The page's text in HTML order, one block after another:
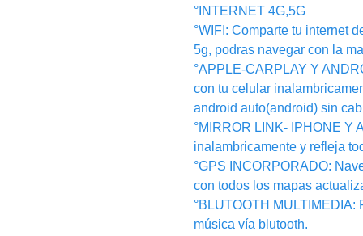
°INTERNET 4G,5G
°WIFI: Comparte tu internet
5g, podras navegar con la
°APPLE-CARPLAY Y
con tu celular
android auto(android) sin
°MIRROR LINK- IPHONE Y
inalambricamente y refleja
°GPS INCORPORADO:
con todos los mapas
°BLUTOOTH
música vía blutooth.